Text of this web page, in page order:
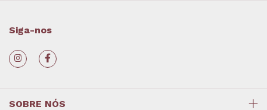
Siga-nos
SOBRE NÓS